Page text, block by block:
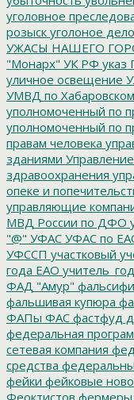
уголовное
розыск уголоное дело
УЖАСЫ НАШЕГО
"Монарх" УК РФ указ
уличное освещение
УМВД по
уполномоченный по
уполномоченный по
правам человека
зданиями
здравоохранения
опеке и
управляющие
МВД России по ДФО
"@" УФАС УФАС по
УФССП участковый
года ЕАО
ФАД "Амур"
фальшивая купюра
ФАПы ФАС фастфуд
федеральная
сетевая компания
средства
фейки фейковые
Феоктистов фермеры